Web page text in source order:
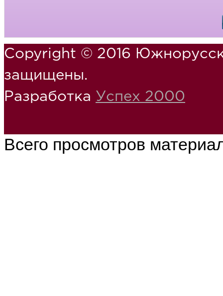
Copyright © 2016
защищены.
Разработка Успех 2000
Всего просмотров